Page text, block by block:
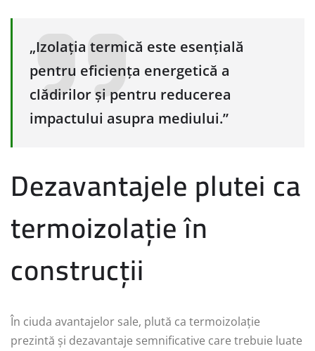
„Izolația termică este esențială
pentru eficiența energetică a
clădirilor și pentru reducerea
impactului asupra mediului.”
Dezavantajele plutei ca
termoizolație în
construcții
În ciuda avantajelor sale, plută ca termoizolație
prezintă și dezavantaje semnificative care trebuie luate